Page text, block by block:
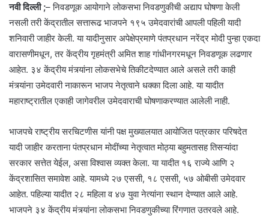
नवी दिल्ली ;– निवडणूक आयोगाने लोकसभा निवडणुकीची अद्याप घोषणा केली
नसली तरी केंद्रातील सत्तारूढ भाजपने १९५ उमेदवारांची आपली पहिली यादी
शनिवारी जाहीर केली. या यादीनुसार अपेक्षेप्रमाणे पंतप्रधान नरेंद्र मोदी पुन्हा एकदा
वारासणीमधून, तर केंद्रीय गृहमंत्री अमित शाह गांधीनगरमधून निवडणूक लढणार
आहेत. ३४ केंद्रीय मंत्र्यांना लोकसभेचे तिकीटदेण्यात आले असले तरी काही
मंत्र्यांना उमेदवारी नाकारून भाजप नेतृत्वाने धक्का दिला आहे. या यादीत
महाराष्ट्रातील एकाही जागेवरील उमेदवाराची घोषणाकरण्यात आलेली नाही.
भाजपचे राष्ट्रीय सरचिटणीस यांनी पक्ष मुख्यालयात आयोजित पत्रकार परिषदेत
यादी जाहीर करताना पंतप्रधान मोदींच्या नेतृत्वात मोठ्या बहुमतासह तिसऱ्यांदा
सरकार सत्तेत येईल, असा विश्वास व्यक्त केला. या यादीत १६ राज्ये आणि २
केंद्रशासित समावेश आहे. यामध्ये २७ एससी, १८ एससी, ५७ ओबीसी उमेदवार
आहेत. पहिल्या यादीत २८ महिला व ४७ युवा नेत्यांना स्थान देण्यात आले आहे.
भाजपने ३४ केंद्रीय मंत्र्यांना लोकसभा निवडणुकीच्या रिंगणात उतरवले आहे.